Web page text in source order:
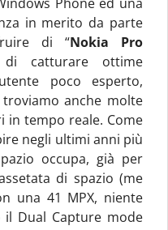
in merito da parte
di “Nokia Pro
catturare ottime
poco esperto,
anche molte
tempo reale. Come
negli ultimi anni più
occupa, già per
di spazio (me
una 41 MPX, niente
Dual Capture mode